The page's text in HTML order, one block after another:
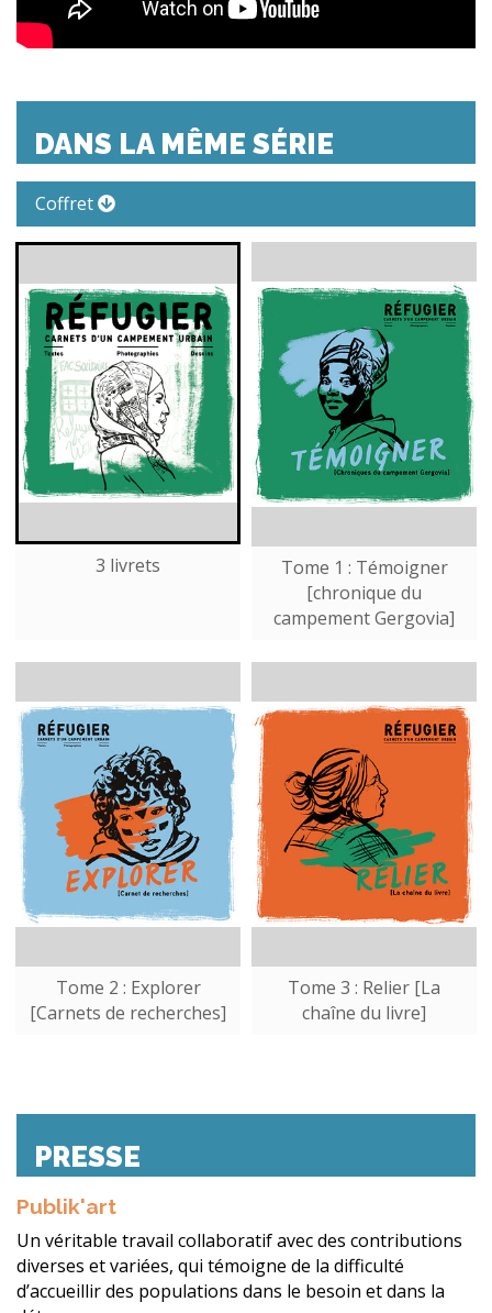
DANS LA MÊME SÉRIE
Coffret
3 livrets
Tome 1 : Témoigner
[chronique du
campement Gergovia]
Tome 2 : Explorer
[Carnets de recherches]
Tome 3 : Relier [La
chaîne du livre]
PRESSE
Publik'art
Un véritable travail collaboratif avec des contributions
diverses et variées, qui témoigne de la difficulté
d’accueillir des populations dans le besoin et dans la